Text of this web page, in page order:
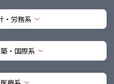
・労務系
・国際系